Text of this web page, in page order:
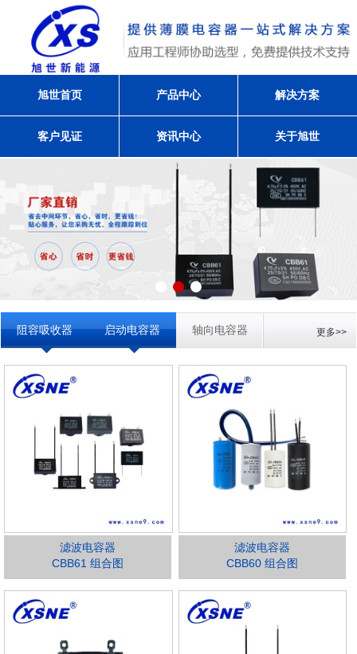
旭世首页 产品中心 解决方案
客户见证 资讯中心 关于旭世
阻容吸收器 启动电容器 轴向电容器 更多>>
滤波电容器
CBB61 组合图
滤波电容器
CBB60 组合图